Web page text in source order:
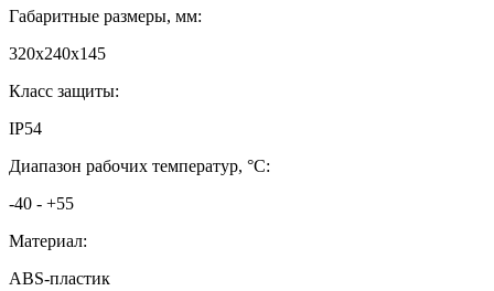
Габаритные размеры, мм:
320х240х145
Класс защиты:
IP54
Диапазон рабочих температур, °C:
-40 - +55
Материал:
ABS-пластик